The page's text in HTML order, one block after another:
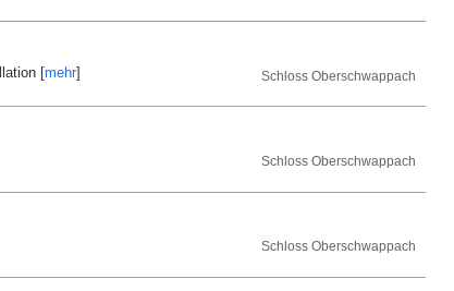
[mehr] Schloss Oberschwappach
Schloss Oberschwappach
Schloss Oberschwappach